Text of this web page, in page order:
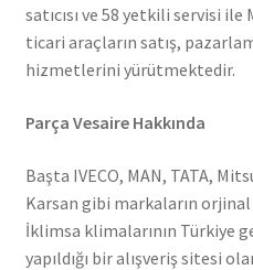
satıcısı ve 58 yetkili servisi
ticari araçların satış,
hizmetlerini yürütmektedir.
Parça Vesaire Hakkında
Başta IVECO, MAN, TATA,
Karsan gibi markaların orjinal
İklimsa klimalarının Türkiye
yapıldığı bir alışveriş sitesi